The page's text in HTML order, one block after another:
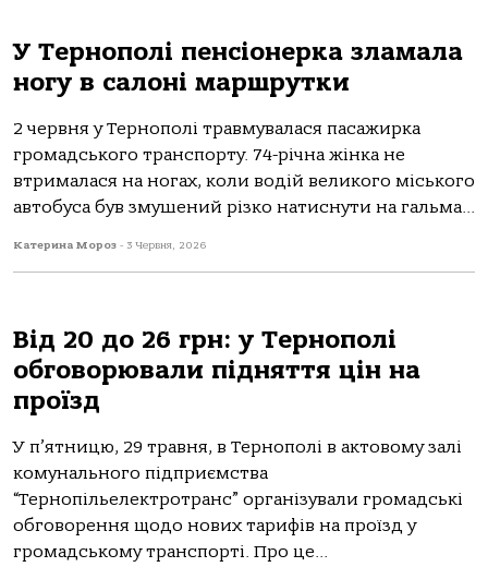
У Тернополі пенсіонерка зламала
ногу в салоні маршрутки
2 червня у Тернополі травмувалася пасажирка
громадського транспорту. 74-річна жінка не
втрималася на ногах, коли водій великого міського
автобуса був змушений різко натиснути на гальма...
Катерина Мороз - 3 Червня, 2026
Від 20 до 26 грн: у Тернополі
обговорювали підняття цін на
проїзд
У п’ятницю, 29 травня, в Тернополі в актовому залі
комунального підприємства
“Тернопільелектротранс” організували громадські
обговорення щодо нових тарифів на проїзд у
громадському транспорті. Про це...